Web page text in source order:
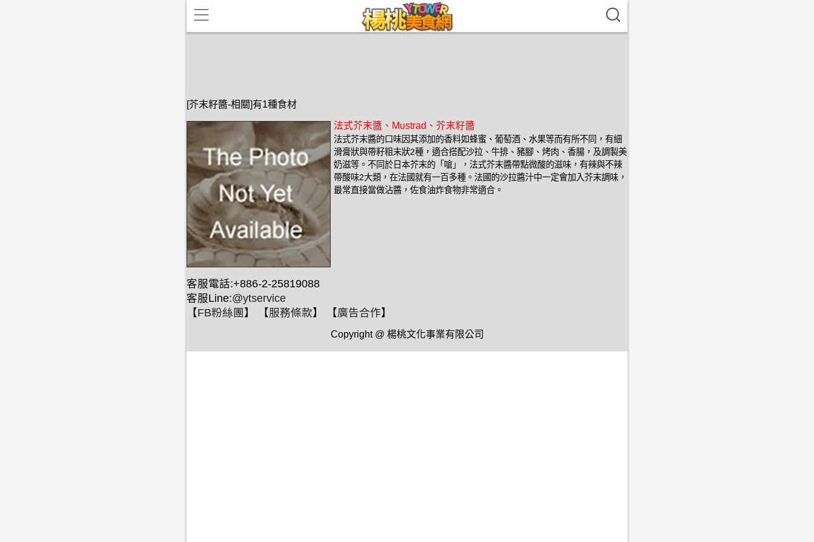
[芥末籽醬-相關]有1種食材
法式芥末醬、Mustrad、芥末籽醬
法式芥末醬的口味因其添加的香料如蜂蜜、葡萄酒、水果等而有所不同，有細
滑膏狀與帶籽粗末狀2種，適合搭配沙拉、牛排、豬腳、烤肉、香腸，及調製美
奶滋等。不同於日本芥末的「嗆」，法式芥末醬帶點微酸的滋味，有辣與不辣
帶酸味2大類，在法國就有一百多種。法國的沙拉醬汁中一定會加入芥末調味，
最常直接當做沾醬，佐食油炸食物非常適合。
客服電話:+886-2-25819088
客服Line:@ytservice
【FB粉絲團 】 【服務條款】 【廣告合作】
Copyright @ 楊桃文化事業有限公司